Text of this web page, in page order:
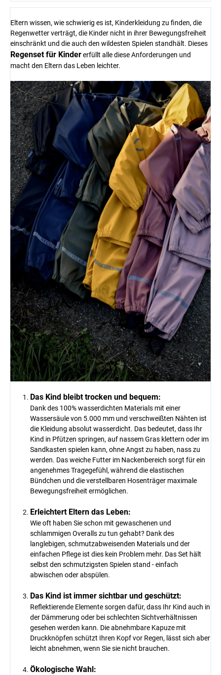
Eltern wissen, wie schwierig es ist, Kinderkleidung zu finden, die
Regenwetter verträgt, die Kinder nicht in ihrer Bewegungsfreiheit
einschränkt und die auch den wildesten Spielen standhält. Dieses
Regenset für Kindererfüllt alle diese Anforderungen und
macht den Eltern das Leben leichter.
Das Kind bleibt trocken und bequem:
Dank des 100% wasserdichten Materials mit einer
Wassersäule von 5.000 mm und verschweißten Nähten ist
die Kleidung absolut wasserdicht. Das bedeutet, dass Ihr
Kind in Pfützen springen, auf nassem Gras klettern oder im
Sandkasten spielen kann, ohne Angst zu haben, nass zu
werden. Das weiche Futter im Nackenbereich sorgt für ein
angenehmes Tragegefühl, während die elastischen
Bündchen und die verstellbaren Hosenträger maximale
Bewegungsfreiheit ermöglichen.
Erleichtert Eltern das Leben:
Wie oft haben Sie schon mit gewaschenen und
schlammigen Overalls zu tun gehabt? Dank des
langlebigen, schmutzabweisenden Materials und der
einfachen Pflege ist dies kein Problem mehr. Das Set hält
selbst den schmutzigsten Spielen stand - einfach
abwischen oder abspülen.
Das Kind ist immer sichtbar und geschützt:
Reflektierende Elemente sorgen dafür, dass Ihr Kind auch in
der Dämmerung oder bei schlechten Sichtverhältnissen
gesehen werden kann. Die abnehmbare Kapuze mit
Druckknöpfen schützt Ihren Kopf vor Regen, lässt sich aber
leicht abnehmen, wenn Sie sie nicht brauchen.
Ökologische Wahl: